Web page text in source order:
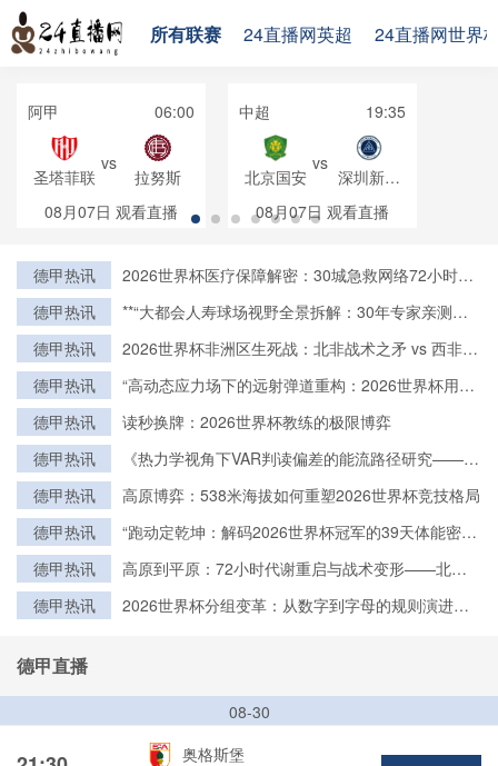
所有联赛 24直播网英超 24直播网世界
阿甲 06:00
圣塔菲联
vs
拉努斯
08月07日 观看直播
中超 19:35
北京国安
vs
深圳新鹏
城
08月07日 观看直播
德甲热讯
2026世界杯医疗保障解密：30城急救网络72小时全
德甲热讯
**“大都会人寿球场视野全景拆解：30年专家亲测的
德甲热讯
2026世界杯非洲区生死战：北非战术之矛 vs 西非力
德甲热讯
“高动态应力场下的远射弹道重构：2026世界杯用球
德甲热讯
读秒换牌：2026世界杯教练的极限博弈
德甲热讯
《热力学视角下VAR判读偏差的能流路径研究——基
德甲热讯
高原博弈：538米海拔如何重塑2026世界杯竞技格局
德甲热讯
“跑动定乾坤：解码2026世界杯冠军的39天体能密
德甲热讯
高原到平原：72小时代谢重启与战术变形——北美
德甲热讯
2026世界杯分组变革：从数字到字母的规则演进与
德甲直播
08-30
奥格斯堡